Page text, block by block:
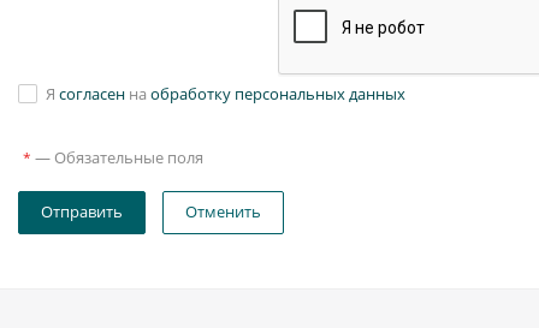
Я согласен на обработку персональных данных
* — Обязательные поля
Отправить Отменить